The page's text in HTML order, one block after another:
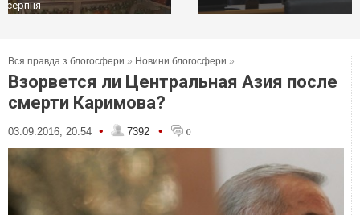
Вся правда з блогосфери » Новини блогосфери »
Взорвется ли Центральная Азия после
смерти Каримова?
03.09.2016, 20:54 • 7392 • 0